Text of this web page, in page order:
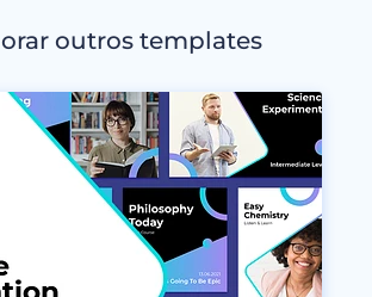
outros templates